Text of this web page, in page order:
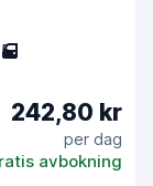
5
242,80 kr
per dag
avbokning